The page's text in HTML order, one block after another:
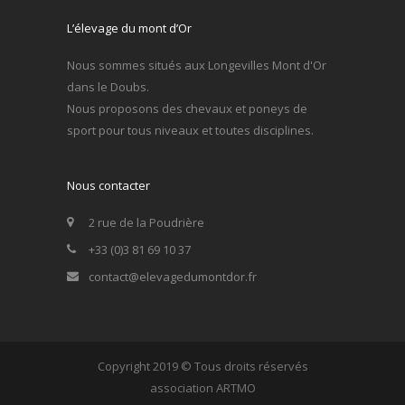
L’élevage du mont d’Or
Nous sommes situés aux Longevilles Mont d'Or
dans le Doubs.
Nous proposons des chevaux et poneys de
sport pour tous niveaux et toutes disciplines.
Nous contacter
2 rue de la Poudrière
+33 (0)3 81 69 10 37
contact@elevagedumontdor.fr
Copyright 2019 © Tous droits réservés
association ARTMO